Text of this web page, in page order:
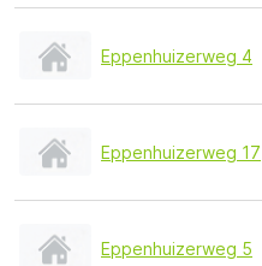
Eppenhuizerweg 4
Eppenhuizerweg 17
Eppenhuizerweg 5